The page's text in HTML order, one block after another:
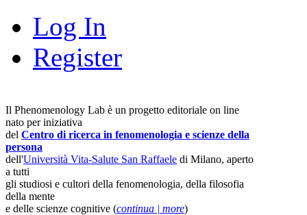
Log In
Register
Il Phenomenology Lab è un progetto editoriale on line
nato per iniziativa
del Centro di ricerca in fenomenologia e scienze della
persona
dell'Università Vita-Salute San Raffaele di Milano, aperto
a tutti
gli studiosi e cultori della fenomenologia, della filosofia
della mente
e delle scienze cognitive (continua | more)